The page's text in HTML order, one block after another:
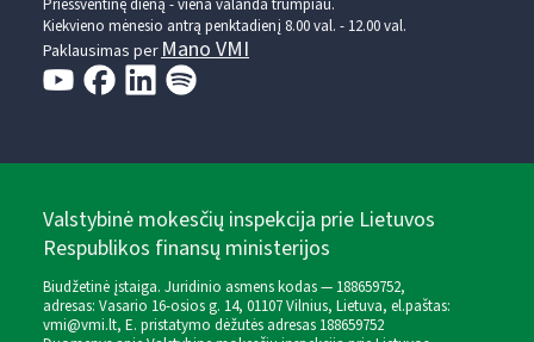
Kiekvieno mėnesio antrą penktadienį 8.00 val. - 12.00 val.
Paklausimas per Mano VMI
Valstybinė mokesčių inspekcija prie Lietuvos
Respublikos finansų ministerijos
Biudžetinė įstaiga. Juridinio asmens kodas — 188659752,
adresas: Vasario 16-osios g. 14, 01107 Vilnius, Lietuva, el.paštas:
vmi@vmi.lt, E. pristatymo dėžutės adresas 188659752